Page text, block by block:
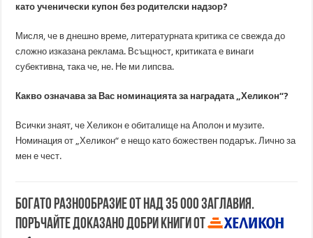
като ученически купон без родителски надзор?
Мисля, че в днешно време, литературната критика се свежда до
сложно изказана реклама. Всъщност, критиката е винаги
субективна, така че, не. Не ми липсва.
Какво означава за Вас номинацията за наградата „Хеликон“?
Всички знаят, че Хеликон е обиталище на Аполон и музите.
Номинация от „Хеликон“ е нещо като божествен подарък. Лично за
мен е чест.
Богато разнообразие от над 35 000 заглавия.
Поръчайте доказано добри книги от